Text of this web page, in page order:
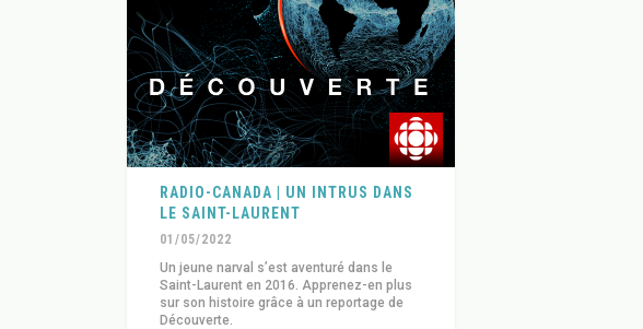
RADIO-CANADA | UN INTRUS DANS
LE SAINT-LAURENT
01/05/2022
Un jeune narval s’est aventuré dans le
Saint-Laurent en 2016. Apprenez-en plus
sur son histoire grâce à un reportage de
Découverte.